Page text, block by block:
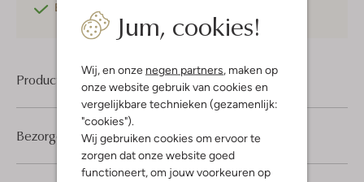
Jum, cookies!
Wij, en onze negen partners , maken op
onze website gebruik van cookies en
vergelijkbare technieken (gezamenlijk:
"cookies").
Wij gebruiken cookies om ervoor te
zorgen dat onze website goed
functioneert, om jouw voorkeuren op
Betaal achteraf
Product informatie
Bezorgen & retourneren